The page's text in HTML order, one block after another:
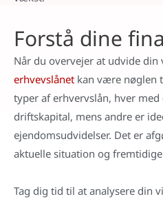
Forstå dine
Når du overvejer at udvide
erhvevslånet kan være nøglen
typer af erhvervslån, hver
driftskapital, mens andre er
ejendomsudvidelser. Det er
aktuelle situation og
Tag dig tid til at analysere din